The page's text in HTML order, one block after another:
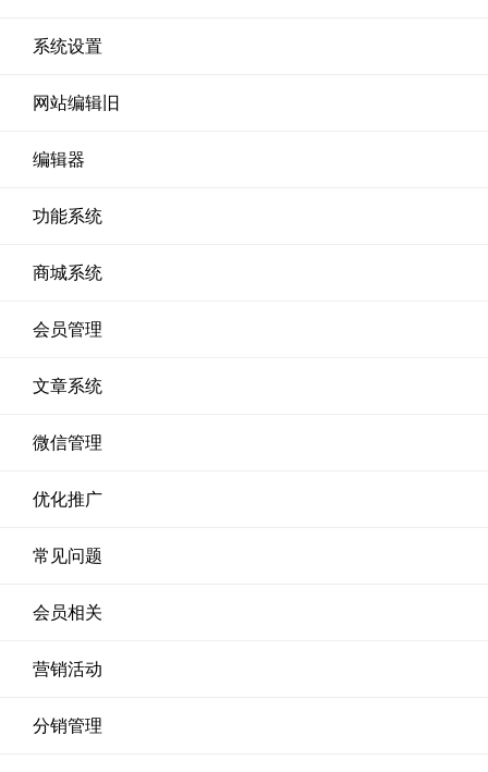
系统设置
网站编辑旧
编辑器
功能系统
商城系统
会员管理
文章系统
微信管理
优化推广
常见问题
会员相关
营销活动
分销管理